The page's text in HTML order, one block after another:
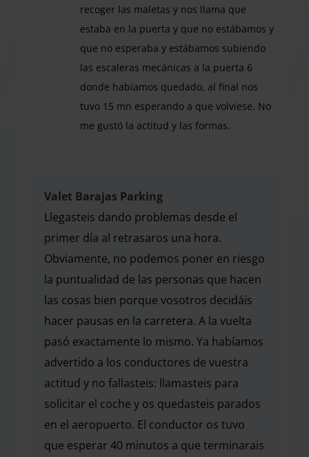
Valet Barajas Parking, un de los proveedor de
aparcamiento con mas de 5 años en el mercado, te ofrece
¡Prepárate para un trato de calidad a un precio muy
asequible! Solo tienes que dirigirte a la terminal de salidas
y uno de sus conductores estará esperándote. Recogerán
tu coche y mientras tú vas directo al aeropuerto, ellos
aparcarán por ti. A la vuelta te estarán esperando en el
facilita la llegada a cualquier terminal del aeropuerto en
menos de 7 minutos. También dispone de sistema de
videovigilancia y zona de lavado.
Este parking solo dispone de servicio valet, por lo que no
es necesario que usted pase por el parking y en
consecuencia no dispone de servicios o sala de espera.
recoger las maletas y nos llama que
estaba en la puerta y que no estábamos y
que no esperaba y estábamos subiendo
las escaleras mecánicas a la puerta 6
donde habíamos quedado, al final nos
tuvo 15 mn esperando a que volviese. No
me gustó la actitud y las formas.
Valet Barajas Parking
Llegasteis dando problemas desde el
primer día al retrasaros una hora.
Obviamente, no podemos poner en riesgo
la puntualidad de las personas que hacen
las cosas bien porque vosotros decidáis
hacer pausas en la carretera. A la vuelta
pasó exactamente lo mismo. Ya habíamos
advertido a los conductores de vuestra
actitud y no fallasteis: llamasteis para
solicitar el coche y os quedasteis parados
en el aeropuerto. El conductor os tuvo
que esperar 40 minutos a que terminarais